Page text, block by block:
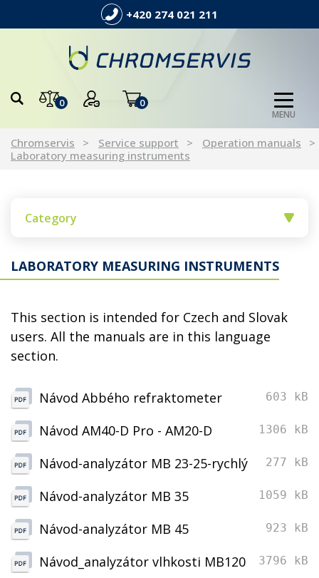
+420 274 021 211
0 0
MENU
Chromservis Service support
Operation manuals
Laboratory measuring instruments
Category
LABORATORY MEASURING INSTRUMENTS
This section is intended for Czech and Slovak
users. All the manuals are in this language
section.
Návod Abbého refraktometer 603 kB
Návod AM40-D Pro - AM20-D 1306 kB
Návod-analyzátor MB 23-25-rychlý 277 kB
Návod-analyzátor MB 35 1059 kB
Návod-analyzátor MB 45 923 kB
Návod_analyzátor vlhkosti MB120 3796 kB